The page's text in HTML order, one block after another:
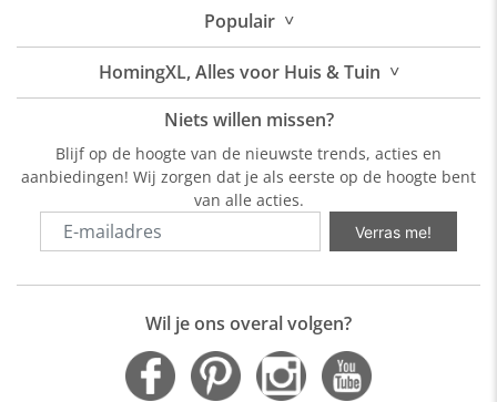
Populair ˅
HomingXL, Alles voor Huis & Tuin ˅
Niets willen missen?
Blijf op de hoogte van de nieuwste trends, acties en
aanbiedingen! Wij zorgen dat je als eerste op de hoogte bent
van alle acties.
Verras me!
Wil je ons overal volgen?